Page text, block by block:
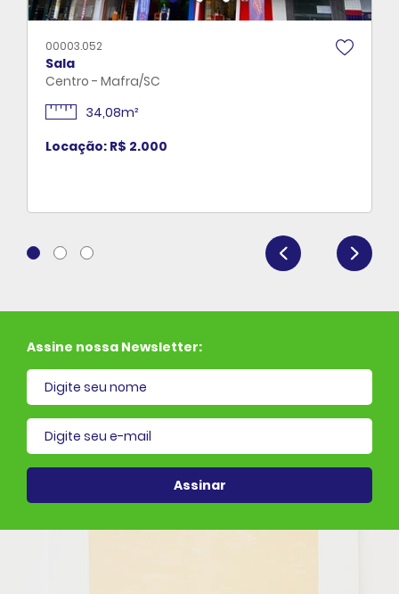
00003.052
Sala
Centro - Mafra/SC
34,08m²
Locação: R$ 2.000
Assine nossa Newsletter:
Assinar
cadastrado